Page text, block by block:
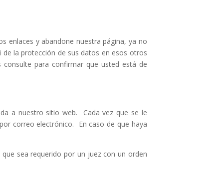
enlaces y abandone nuestra página, ya no
la protección de sus datos en esos otros
para confirmar que usted está de
a nuestro sitio web. Cada vez que se le
correo electrónico. En caso de que haya
sea requerido por un juez con un orden